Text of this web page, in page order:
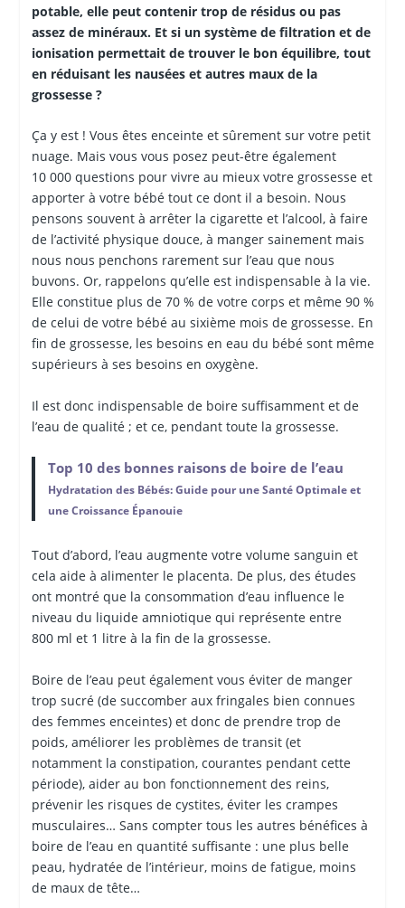
potable, elle peut contenir trop de résidus ou pas
assez de minéraux. Et si un système de filtration et de
ionisation permettait de trouver le bon équilibre, tout
en réduisant les nausées et autres maux de la
grossesse ?
Ça y est ! Vous êtes enceinte et sûrement sur votre petit
nuage. Mais vous vous posez peut-être également
10 000 questions pour vivre au mieux votre grossesse et
apporter à votre bébé tout ce dont il a besoin. Nous
pensons souvent à arrêter la cigarette et l’alcool, à faire
de l’activité physique douce, à manger sainement mais
nous nous penchons rarement sur l’eau que nous
buvons. Or, rappelons qu’elle est indispensable à la vie.
Elle constitue plus de 70 % de votre corps et même 90 %
de celui de votre bébé au sixième mois de grossesse. En
fin de grossesse, les besoins en eau du bébé sont même
supérieurs à ses besoins en oxygène.
Il est donc indispensable de boire suffisamment et de
l’eau de qualité ; et ce, pendant toute la grossesse.
Top 10 des bonnes raisons de boire de l’eau
Hydratation des Bébés: Guide pour une Santé Optimale et
une Croissance Épanouie
Tout d’abord, l’eau augmente votre volume sanguin et
cela aide à alimenter le placenta. De plus, des études
ont montré que la consommation d’eau influence le
niveau du liquide amniotique qui représente entre
800 ml et 1 litre à la fin de la grossesse.
Boire de l’eau peut également vous éviter de manger
trop sucré (de succomber aux fringales bien connues
des femmes enceintes) et donc de prendre trop de
poids, améliorer les problèmes de transit (et
notamment la constipation, courantes pendant cette
période), aider au bon fonctionnement des reins,
prévenir les risques de cystites, éviter les crampes
musculaires… Sans compter tous les autres bénéfices à
boire de l’eau en quantité suffisante : une plus belle
peau, hydratée de l’intérieur, moins de fatigue, moins
de maux de tête…